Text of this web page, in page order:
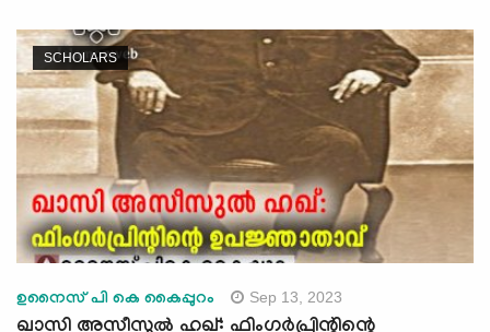
SCHOLARS
ഉനൈസ് പി കെ കൈപ്പുറം Sep 13, 2023